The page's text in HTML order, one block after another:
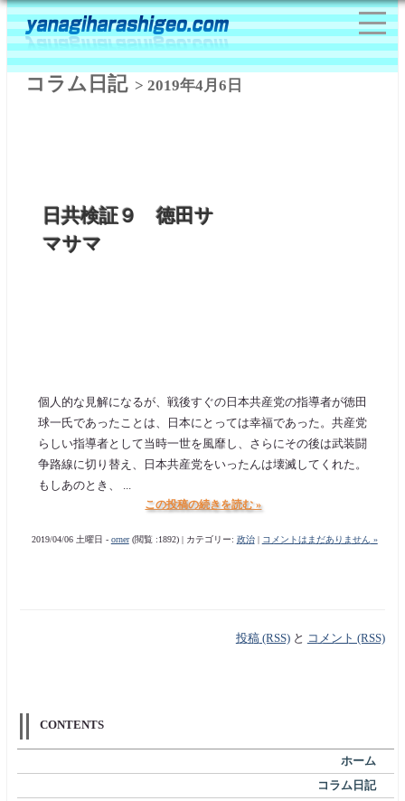
コラム日記> 2019年4月6日
日共検証９ 徳田サ
マサマ
個人的な見解になるが、戦後すぐの日本共産党の指導者が徳田
球一氏であったことは、日本にとっては幸福であった。共産党
らしい指導者として当時一世を風靡し、さらにその後は武装闘
争路線に切り替え、日本共産党をいったんは壊滅してくれた。
もしあのとき、 ...
この投稿の続きを読む »
2019/04/06 土曜日 - orner(閲覧 :1892) | カテゴリー: 政治| コメントはまだありません »
投稿 (RSS)と コメント (RSS)
CONTENTS
ホーム
コラム日記